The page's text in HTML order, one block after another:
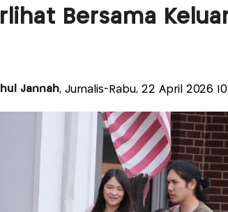
Bersama
Jannah, Jurnalis-Rabu, 22 April 2026